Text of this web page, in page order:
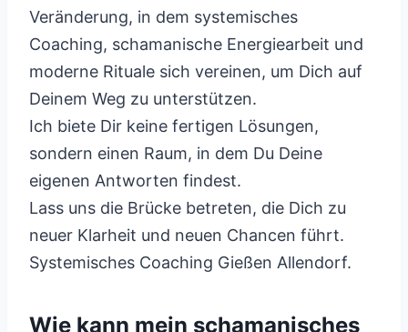
Veränderung, in dem systemisches
Coaching, schamanische Energiearbeit und
moderne Rituale sich vereinen, um Dich auf
Deinem Weg zu unterstützen.
Ich biete Dir keine fertigen Lösungen,
sondern einen Raum, in dem Du Deine
eigenen Antworten findest.
Lass uns die Brücke betreten, die Dich zu
neuer Klarheit und neuen Chancen führt.
Systemisches Coaching Gießen Allendorf.
Wie kann mein schamanisches